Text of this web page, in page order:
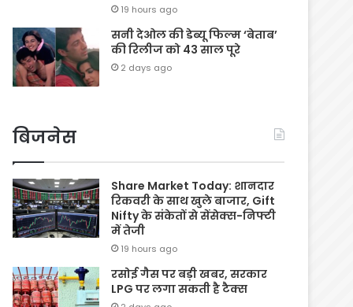
19 hours ago
सनी देओल की डेब्यू फिल्म ‘बेताब’
की रिलीज को 43 साल पूरे
2 days ago
बिजनेस
Share Market Today: शानदार
रिकवरी के साथ खुले बाजार, Gift
Nifty के संकेतों से सेंसेक्स-निफ्टी
में तेजी
19 hours ago
रसोई गैस पर बड़ी खबर, सरकार
LPG पर लगा सकती है टैक्स